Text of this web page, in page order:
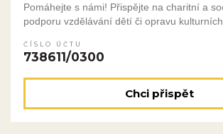
Pomáhejte s námi! Přispějte na charitní a
podporu vzdělávání dětí či opravu
ČÍSLO ÚČTU
738611/0300
Chci přispět